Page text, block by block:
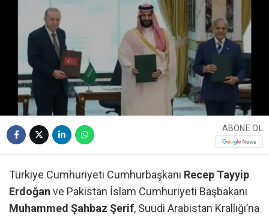
ABONE OL
Türkiye Cumhuriyeti Cumhurbaşkanı Recep Tayyip
Erdoğan ve Pakistan İslam Cumhuriyeti Başbakanı
Muhammed Şahbaz Şerif, Suudi Arabistan Krallığı’na